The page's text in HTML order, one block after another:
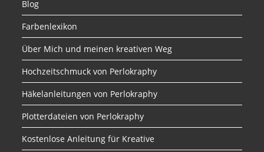
Blog
Farbenlexikon
Über Mich und meinen kreativen Weg
Hochzeitschmuck von Perlokraphy
Häkelanleitungen von Perlokraphy
Plotterdateien von Perlokraphy
Kostenlose Anleitung für Kreative